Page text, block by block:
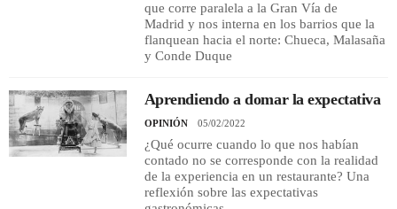
que corre paralela a la Gran Vía de
Madrid y nos interna en los barrios que la
flanquean hacia el norte: Chueca, Malasaña
y Conde Duque
Aprendiendo a domar la expectativa
OPINIÓN 05/02/2022
¿Qué ocurre cuando lo que nos habían
contado no se corresponde con la realidad
de la experiencia en un restaurante? Una
reflexión sobre las expectativas